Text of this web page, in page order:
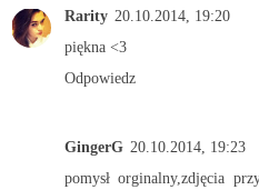
Rarity 20.10.2014, 19:20
piękna <3
Odpowiedz
GingerG 20.10.2014, 19:23
pomysł orginalny,zdjęcia